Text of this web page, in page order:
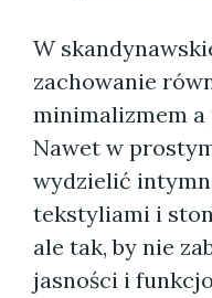
W
zachowanie
minimalizmem
Nawet w
wydzielić
tekstyliami i
ale tak, by nie
jasności i